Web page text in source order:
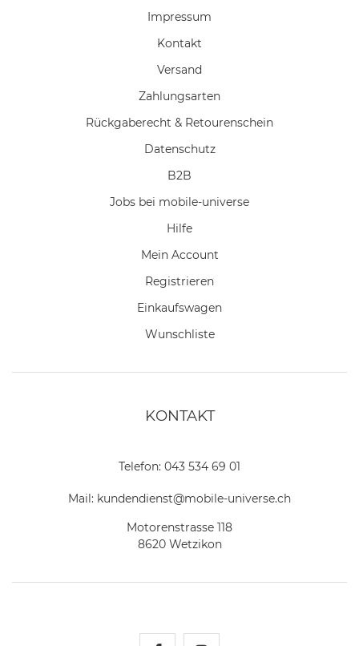
Impressum
Kontakt
Versand
Zahlungsarten
Rückgaberecht & Retourenschein
Datenschutz
B2B
Jobs bei mobile-universe
Hilfe
Mein Account
Registrieren
Einkaufswagen
Wunschliste
KONTAKT
Telefon: 043 534 69 01
Mail: kundendienst@mobile-universe.ch
Motorenstrasse 118
8620 Wetzikon